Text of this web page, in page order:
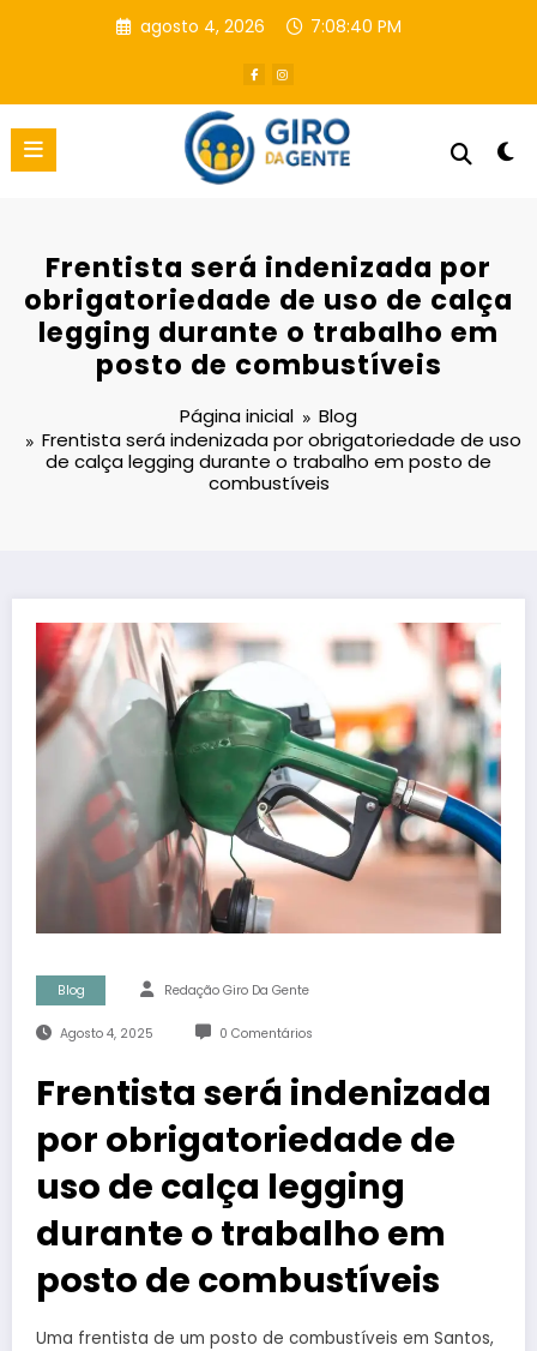
agosto 4, 2026 7:08:40 PM
Frentista será indenizada por
obrigatoriedade de uso de calça
legging durante o trabalho em
posto de combustíveis
Página inicial
Blog
Frentista será indenizada por obrigatoriedade de uso
de calça legging durante o trabalho em posto de
combustíveis
Blog Redação Giro Da Gente
Agosto 4, 2025 0 Comentários
Frentista será indenizada
por obrigatoriedade de
uso de calça legging
durante o trabalho em
posto de combustíveis
Uma frentista de um posto de combustíveis em Santos,